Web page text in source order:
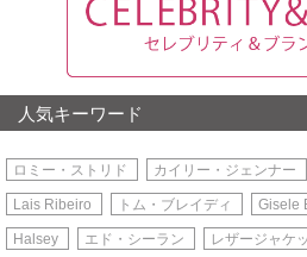
人気キーワード
ロミー・ストリド カイリー・ジェンナー
Lais Ribeiro トム・ブレイディ Gisele
Halsey エド・シーラン レザージャケ